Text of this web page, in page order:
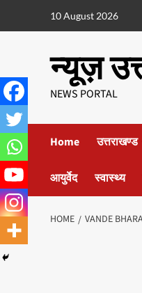
10 August 2026
न्यूज़
NEWS PORTAL
Home उत्तराखण्ड
आयुर्वेद स्वास्थ्य
HOME VANDE